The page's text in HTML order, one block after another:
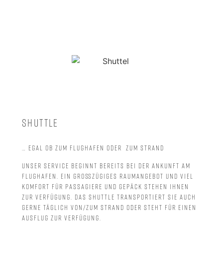
Shuttle
… egal ob zum Flughafen oder zum Strand
Unser Service beginnt bereits bei der Ankunft am
Flughafen. Ein großzügiges Raumangebot und viel
Komfort für Passagiere und Gepäck stehen Ihnen
zur Verfügung. Das Shuttle transportiert Sie auch
gerne täglich von/zum Strand oder steht für einen
Ausflug zur Verfügung.